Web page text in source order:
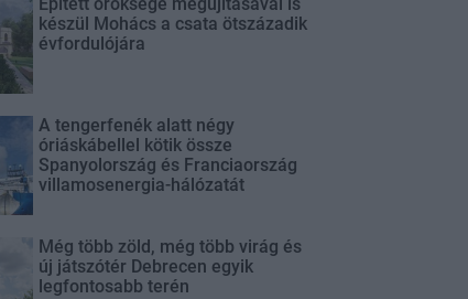
készül Mohács a csata ötszázadik
évfordulójára
A tengerfenék alatt négy
óriáskábellel kötik össze
Spanyolország és Franciaország
villamosenergia-hálózatát
Még több zöld, még több virág és
új játszótér Debrecen egyik
legfontosabb terén